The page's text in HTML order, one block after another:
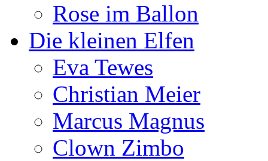
Rose im Ballon
Die kleinen Elfen
Eva Tewes
Christian Meier
Marcus Magnus
Clown Zimbo